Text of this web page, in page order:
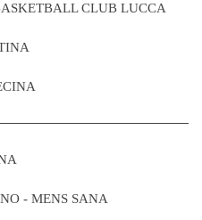
CLUB LUCCA
- MENS SANA